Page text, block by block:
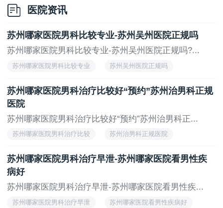
倡预防为主，帮助男性朋友们远离疾病困扰。
州吴州医院男科，无论是在专业还是在患者关怀方面，
都能获得很好的。对于那些有问题的男性来说，这里无
疑是一个值得信赖的选择。医院的医生团队、水平和人
康带来更多的。
医院资讯
苏州哪家医院男科比较专业-苏州吴州医院正规吗
苏州哪家医院男科比较专业-苏州吴州医院正规吗?...
苏州哪家医院男科比较专业 苏州吴州医院正规吗
苏州哪家医院男科治疗比较好“预约”苏州治男科正规
医院
苏州哪家医院男科治疗比较好“预约”苏州治男科正...
苏州哪家医院男科治疗比较 苏州治男科正规医院
苏州哪家医院男科治疗早泄-苏州哪家医院看男性疾
病好
苏州哪家医院男科治疗早泄-苏州哪家医院看男性疾...
苏州哪家医院男科治疗早泄 苏州哪家医院看男性疾病好